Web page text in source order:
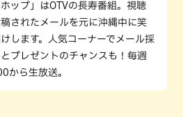
ップ」はOTVの長寿番組。視聴
されたメールを元に沖縄中に笑
します。人気コーナーでメール採
プレゼントのチャンスも！毎週
から生放送。